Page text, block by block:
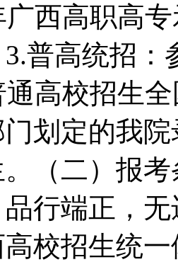
广西高职高
普高统招：
通高校招生
划定的我
（二）报
行端正，
校招生统